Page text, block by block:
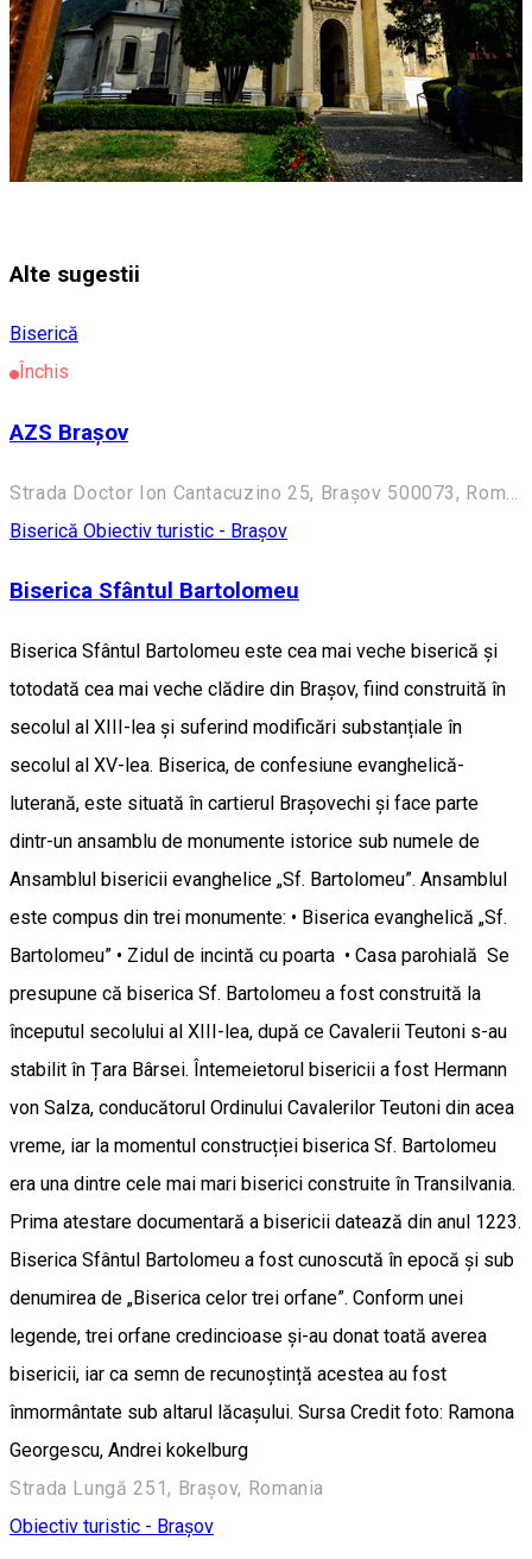
Alte sugestii
Biserică
Închis
AZS Brașov
Biserică Obiectiv turistic - Brașov
Biserica Sfântul Bartolomeu
Biserica Sfântul Bartolomeu este cea mai veche biserică și
totodată cea mai veche clădire din Brașov, fiind construită în
secolul al XIII-lea și suferind modificări substanțiale în
secolul al XV-lea. Biserica, de confesiune evanghelică-
luterană, este situată în cartierul Brașovechi și face parte
dintr-un ansamblu de monumente istorice sub numele de
Ansamblul bisericii evanghelice „Sf. Bartolomeu”. Ansamblul
este compus din trei monumente: • Biserica evanghelică „Sf.
Bartolomeu” • Zidul de incintă cu poarta • Casa parohială Se
presupune că biserica Sf. Bartolomeu a fost construită la
începutul secolului al XIII-lea, după ce Cavalerii Teutoni s-au
stabilit în Țara Bârsei. Întemeietorul bisericii a fost Hermann
von Salza, conducătorul Ordinului Cavalerilor Teutoni din acea
vreme, iar la momentul construcției biserica Sf. Bartolomeu
era una dintre cele mai mari biserici construite în Transilvania.
Prima atestare documentară a bisericii datează din anul 1223.
Biserica Sfântul Bartolomeu a fost cunoscută în epocă și sub
denumirea de „Biserica celor trei orfane”. Conform unei
legende, trei orfane credincioase și-au donat toată averea
bisericii, iar ca semn de recunoștință acestea au fost
înmormântate sub altarul lăcașului. Sursa Credit foto: Ramona
Georgescu, Andrei kokelburg
Strada Lungă 251, Brașov, Romania
Obiectiv turistic - Brașov